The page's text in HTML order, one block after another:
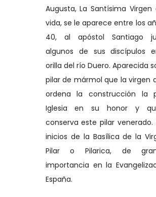
Augusta, La Santísima Virgen
vida, se le aparece entre los
40, al apóstol Santiago
algunos de sus discípulos
orilla del río Duero. Aparecida
pilar de mármol que la virgen
ordena la construcción la
Iglesia en su honor y
conserva este pilar venerado.
inicios de la Basílica de la
Pilar o Pilarica, de
importancia en la
España.